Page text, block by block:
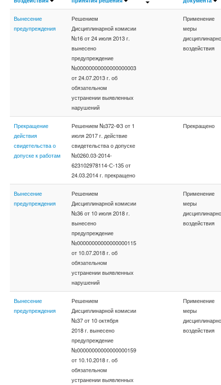
Вынесение
предупреждения
Решением
Дисциплинарной комисии
№16 от 24 июля 2013 г.
вынесено
предупреждение
№00000000000000000003
от 24.07.2013 г. об
обязательном
устранении выявленных
нарушений
Применение
меры
воздействия
Прекращение
действия
свидетельства о
допуске к работам
Решением №372-ФЗ от 1
июля 2017 г. действие
свидетельства о допуске
№0260.03-2014-
623102978114-С-135 от
24.03.2014 г. прекращено
Прекращено
Вынесение
предупреждения
Решением
Дисциплинарной комисии
№36 от 10 июля 2018 г.
вынесено
предупреждение
№00000000000000000115
от 10.07.2018 г. об
обязательном
устранении выявленных
нарушений
Применение
меры
воздействия
Вынесение
предупреждения
Решением
Дисциплинарной комисии
№37 от 10 октября
2018 г. вынесено
предупреждение
№00000000000000000159
от 10.10.2018 г. об
обязательном
устранении выявленных
Применение
меры
воздействия